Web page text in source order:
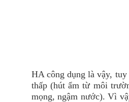
HA công dụng là vậy,
thấp (hút ẩm từ môi
mọng, ngậm nước). Vì